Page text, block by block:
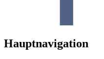
Hauptnavigation